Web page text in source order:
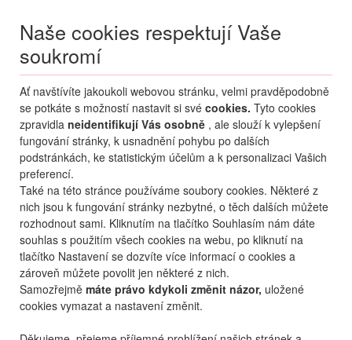
Naše cookies respektují Vaše
soukromí
Ať navštívíte jakoukoli webovou stránku, velmi pravděpodobně
se potkáte s možností nastavit si své cookies. Tyto cookies
zpravidla neidentifikují Vás osobně , ale slouží k vylepšení
fungování stránky, k usnadnění pohybu po dalších
podstránkách, ke statistickým účelům a k personalizaci Vašich
preferencí.
Také na této stránce používáme soubory cookies. Některé z
nich jsou k fungování stránky nezbytné, o těch dalších můžete
rozhodnout sami. Kliknutím na tlačítko Souhlasím nám dáte
souhlas s použitím všech cookies na webu, po kliknutí na
tlačítko Nastavení se dozvíte více informací o cookies a
zároveň můžete povolit jen některé z nich.
Samozřejmě máte právo kdykoli změnit názor, uložené
cookies vymazat a nastavení změnit.
Menu
MojePřihlášení
Destinace nerozhoduje
07.08.-...• 2 osoby
Od nejoblíbenějšího Od nejlevnějšího Od nejdražšího
Od nejbližšího termínu
Probíhá vyhledávání